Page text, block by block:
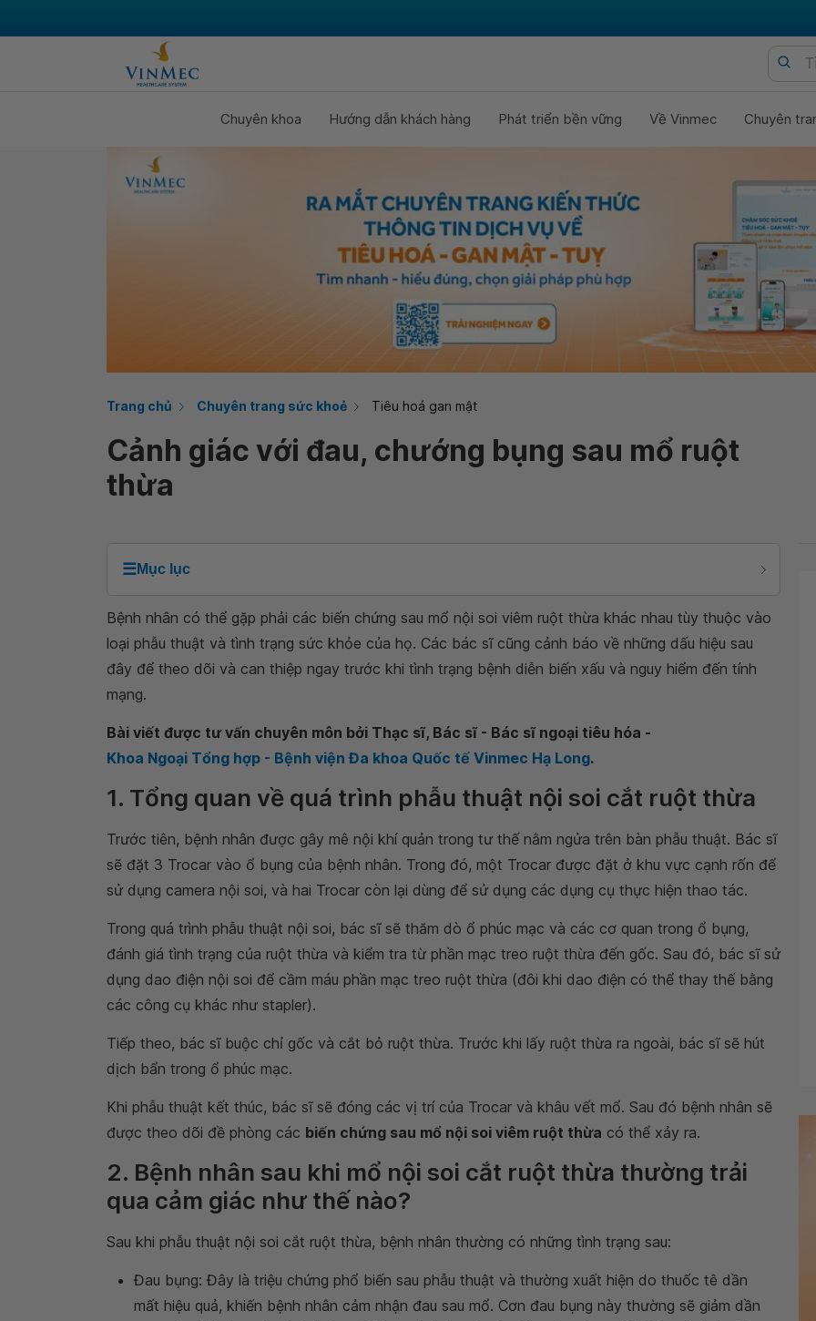
Chuyên khoa Hướng dẫn khách hàng Phát triển bền vững Về Vinmec Chuyên
Trang chủ Chuyên trang sức khoẻ Tiêu hoá gan mật
Cảnh giác với đau, chướng bụng sau mổ ruột
thừa
☰Mục lục
Bệnh nhân có thể gặp phải các biến chứng sau mổ nội soi viêm ruột thừa khác nhau tùy thuộc vào
loại phẫu thuật và tình trạng sức khỏe của họ. Các bác sĩ cũng cảnh báo về những dấu hiệu sau
đây để theo dõi và can thiệp ngay trước khi tình trạng bệnh diễn biến xấu và nguy hiểm đến tính
mạng.
Bài viết được tư vấn chuyên môn bởi Thạc sĩ, Bác sĩ - Bác sĩ ngoại tiêu hóa -
Khoa Ngoại Tổng hợp - Bệnh viện Đa khoa Quốc tế Vinmec Hạ Long.
1. Tổng quan về quá trình phẫu thuật nội soi cắt ruột thừa
Trước tiên, bệnh nhân được gây mê nội khí quản trong tư thế nằm ngửa trên bàn phẫu thuật. Bác sĩ
sẽ đặt 3 Trocar vào ổ bụng của bệnh nhân. Trong đó, một Trocar được đặt ở khu vực cạnh rốn để
sử dụng camera nội soi, và hai Trocar còn lại dùng để sử dụng các dụng cụ thực hiện thao tác.
Trong quá trình phẫu thuật nội soi, bác sĩ sẽ thăm dò ổ phúc mạc và các cơ quan trong ổ bụng,
đánh giá tình trạng của ruột thừa và kiểm tra từ phần mạc treo ruột thừa đến gốc. Sau đó, bác sĩ sử
dụng dao điện nội soi để cầm máu phần mạc treo ruột thừa (đôi khi dao điện có thể thay thế bằng
các công cụ khác như stapler).
Tiếp theo, bác sĩ buộc chỉ gốc và cắt bỏ ruột thừa. Trước khi lấy ruột thừa ra ngoài, bác sĩ sẽ hút
dịch bẩn trong ổ phúc mạc.
Khi phẫu thuật kết thúc, bác sĩ sẽ đóng các vị trí của Trocar và khâu vết mổ. Sau đó bệnh nhân sẽ
được theo dõi đề phòng các biến chứng sau mổ nội soi viêm ruột thừa có thể xảy ra.
2. Bệnh nhân sau khi mổ nội soi cắt ruột thừa thường trải
qua cảm giác như thế nào?
Sau khi phẫu thuật nội soi cắt ruột thừa, bệnh nhân thường có những tình trạng sau:
Đau bụng: Đây là triệu chứng phổ biến sau phẫu thuật và thường xuất hiện do thuốc tê dần
mất hiệu quả, khiến bệnh nhân cảm nhận đau sau mổ. Cơn đau bụng này thường sẽ giảm dần